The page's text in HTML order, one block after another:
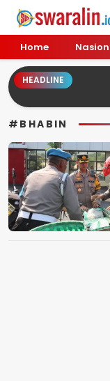
Swara Lin
Independent,
Home
HEADLINE
#BHABIN